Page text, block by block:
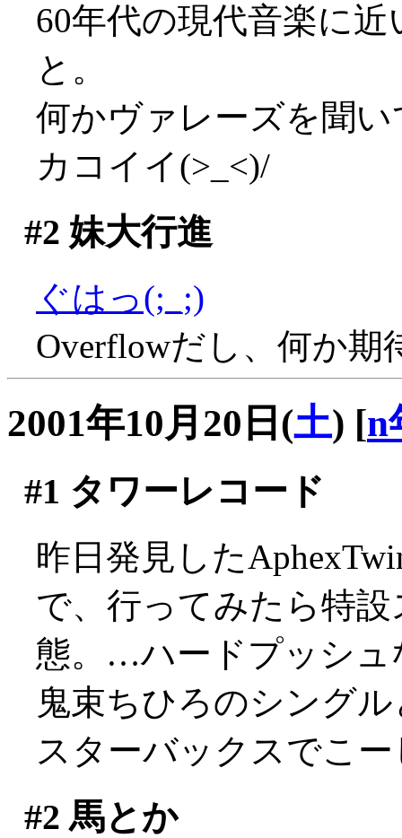
60年代の現代音楽に
と。
何かヴァレーズを聞
カコイイ(>_<)/
#2 妹大行進
ぐはっ(;_;)
Overflowだし、何か
2001年10月20日(土) [n
#1 タワーレコード
昨日発見した
で、行ってみたら特
態。…ハードプッシュ
鬼束ちひろのシング
スターバックスでこ
#2 馬とか